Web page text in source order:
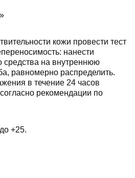
кожи провести тест
нанести
средства на внутреннюю
равномерно распределить.
в течение 24 часов
рекомендации по
+25.